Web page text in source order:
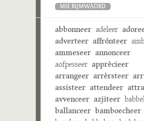
MIE RIJMWÄÖRD
abbonneer adeleer
adverteer affrónteer
ammeseer annonceer
aofpesseer apprècieer
arrangeer arrèrsteer
assisteer attendeer
avvenceer azjiteer
ballanceer bamboecheer